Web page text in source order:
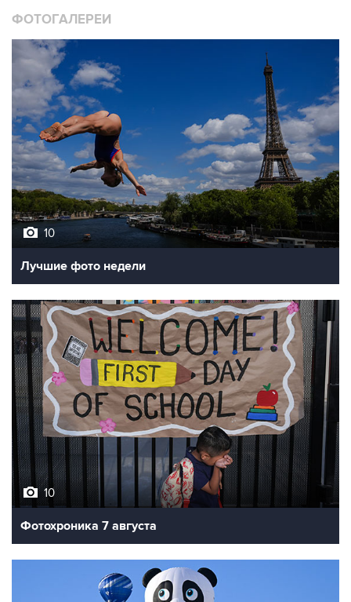
ФОТОГАЛЕРЕИ
10
Лучшие фото недели
10
Фотохроника 7 августа